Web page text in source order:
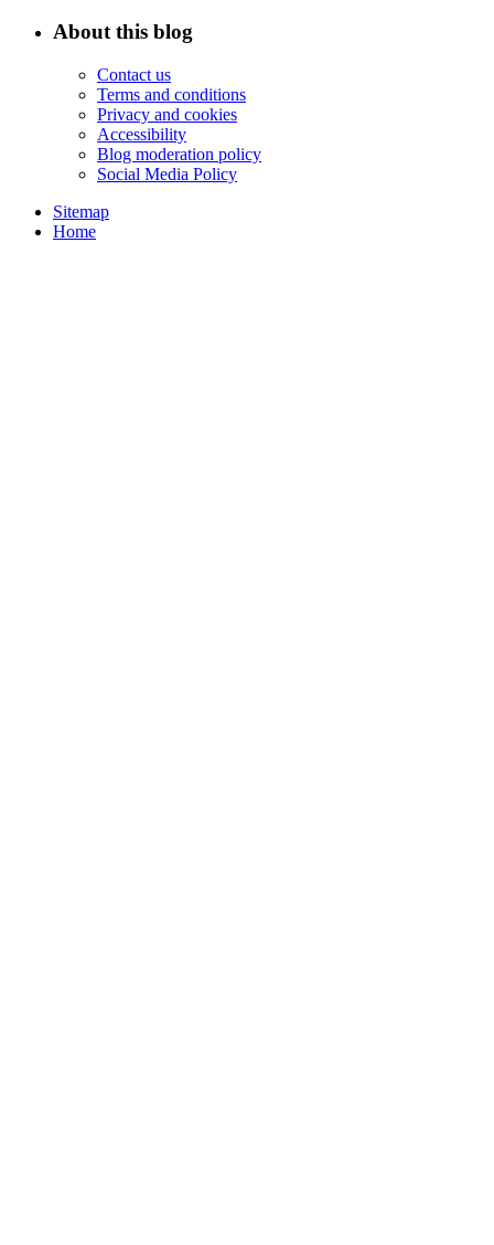
About this blog
Contact us
Terms and conditions
Privacy and cookies
Accessibility
Blog moderation policy
Social Media Policy
Sitemap
Home